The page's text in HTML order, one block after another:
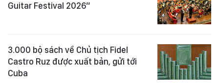
Guitar Festival 2026”
3.000 bộ sách về Chủ tịch Fidel
Castro Ruz được xuất bản, gửi tới
Cuba